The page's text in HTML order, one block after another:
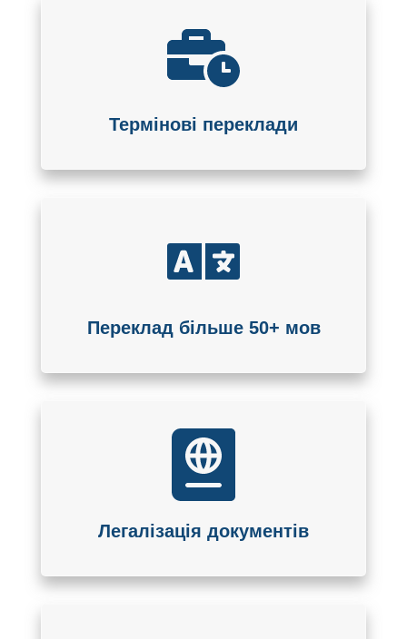
Термінові переклади
Переклад більше 50+ мов
Легалізація документів